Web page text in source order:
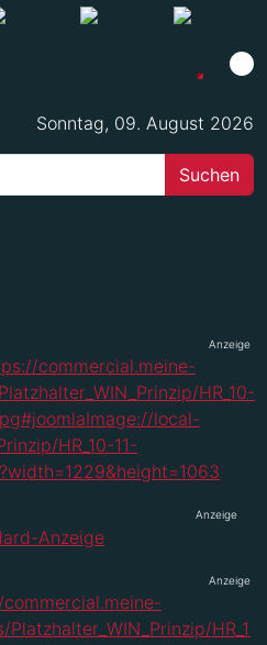
Sonntag, 09. August 2026
Anzeige
Anzeige
Anzeige